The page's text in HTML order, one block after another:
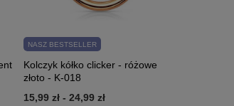
NASZ BESTSELLER
Kolczyk kółko clicker - różowe
złoto - K-018
15,99 zł - 24,99 zł